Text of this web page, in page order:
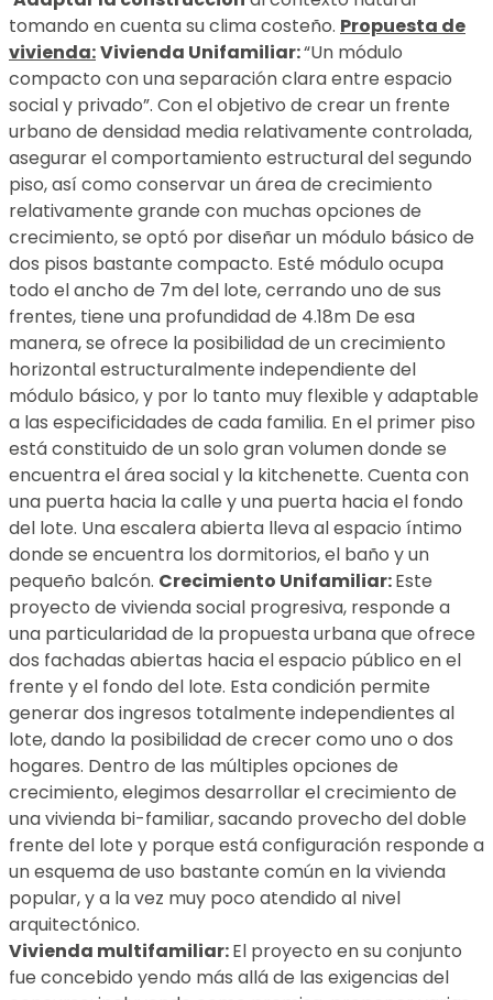
tomando en cuenta su clima costeño. Propuesta de
vivienda:Vivienda Unifamiliar:“Un módulo
compacto con una separación clara entre espacio
social y privado”. Con el objetivo de crear un frente
urbano de densidad media relativamente controlada,
asegurar el comportamiento estructural del segundo
piso, así como conservar un área de crecimiento
relativamente grande con muchas opciones de
crecimiento, se optó por diseñar un módulo básico de
dos pisos bastante compacto. Esté módulo ocupa
todo el ancho de 7m del lote, cerrando uno de sus
frentes, tiene una profundidad de 4.18m De esa
manera, se ofrece la posibilidad de un crecimiento
horizontal estructuralmente independiente del
módulo básico, y por lo tanto muy flexible y adaptable
a las especificidades de cada familia. En el primer piso
está constituido de un solo gran volumen donde se
encuentra el área social y la kitchenette. Cuenta con
una puerta hacia la calle y una puerta hacia el fondo
del lote. Una escalera abierta lleva al espacio íntimo
donde se encuentra los dormitorios, el baño y un
pequeño balcón. Crecimiento Unifamiliar:Este
proyecto de vivienda social progresiva, responde a
una particularidad de la propuesta urbana que ofrece
dos fachadas abiertas hacia el espacio público en el
frente y el fondo del lote. Esta condición permite
generar dos ingresos totalmente independientes al
lote, dando la posibilidad de crecer como uno o dos
hogares. Dentro de las múltiples opciones de
crecimiento, elegimos desarrollar el crecimiento de
una vivienda bi-familiar, sacando provecho del doble
frente del lote y porque está configuración responde a
un esquema de uso bastante común en la vivienda
popular, y a la vez muy poco atendido al nivel
arquitectónico.
Vivienda multifamiliar:El proyecto en su conjunto
fue concebido yendo más allá de las exigencias del